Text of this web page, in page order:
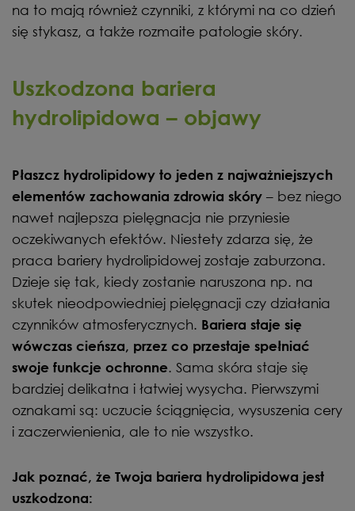
na to mają również czynniki, z którymi na co dzień
się stykasz, a także rozmaite patologie skóry.
Uszkodzona bariera
hydrolipidowa – objawy
Płaszcz hydrolipidowy to jeden z najważniejszych
elementów zachowania zdrowia skóry – bez niego
nawet najlepsza pielęgnacja nie przyniesie
oczekiwanych efektów. Niestety zdarza się, że
praca bariery hydrolipidowej zostaje zaburzona.
Dzieje się tak, kiedy zostanie naruszona np. na
skutek nieodpowiedniej pielęgnacji czy działania
czynników atmosferycznych. Bariera staje się
wówczas cieńsza, przez co przestaje spełniać
swoje funkcje ochronne. Sama skóra staje się
bardziej delikatna i łatwiej wysycha. Pierwszymi
oznakami są: uczucie ściągnięcia, wysuszenia cery
i zaczerwienienia, ale to nie wszystko.
Jak poznać, że Twoja bariera hydrolipidowa jest
uszkodzona: